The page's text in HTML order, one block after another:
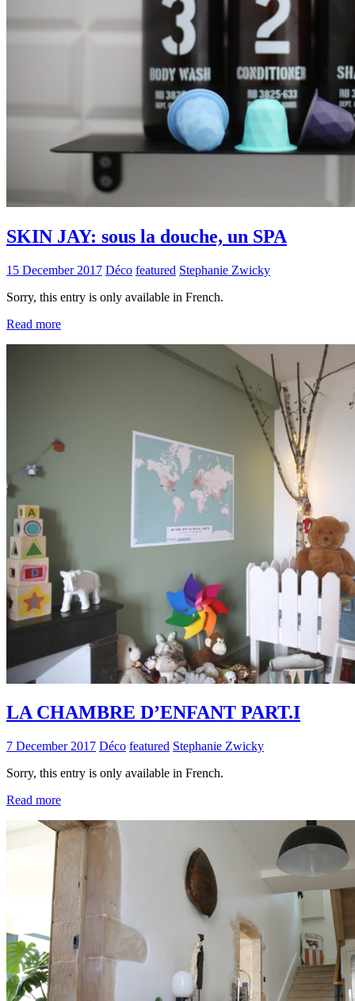
SKIN JAY: sous la douche, un SPA
15 December 2017 Déco featured Stephanie Zwicky
Sorry, this entry is only available in French.
Read more
LA CHAMBRE D’ENFANT PART.I
7 December 2017 Déco featured Stephanie Zwicky
Sorry, this entry is only available in French.
Read more